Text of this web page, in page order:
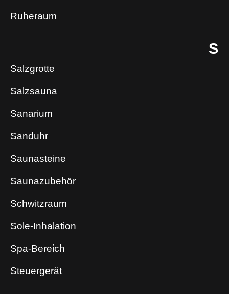
Ruheraum
S
Salzgrotte
Salzsauna
Sanarium
Sanduhr
Saunasteine
Saunazubehör
Schwitzraum
Sole-Inhalation
Spa-Bereich
Steuergerät